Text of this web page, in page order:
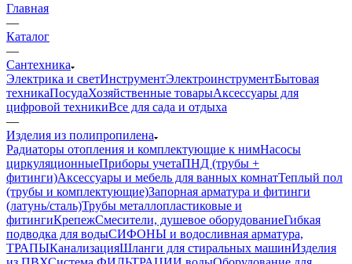
Главная
—
Каталог
—
Сантехника
Электрика и светИнструментЭлектроинструментБытовая
техникаПосудаХозяйственные товарыАксессуары для
цифровой техникиВсе для сада и отдыха
—
Изделия из полипропилена
Радиаторы отопления и комплектующие к нимНасосы
циркуляционныеПриборы учетаПНД (трубы +
фитинги)Аксессуары и мебель для ванных комнатТеплый пол
(трубы и комплектующие)Запорная арматура и фитинги
(латунь/сталь)Трубы металлопластиковые и
фитингиКрепежСмесители, душевое оборудованиеГибкая
подводка для водыСИФОНЫ и водосливная арматура,
ТРАПЫКанализацияШланги для стиральных машинИзделия